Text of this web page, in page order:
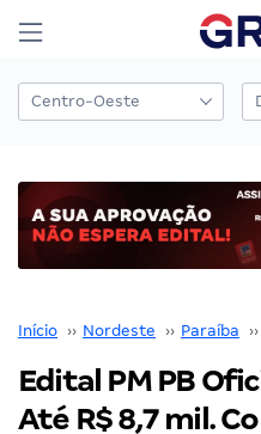
Início ›› Nordeste ›› Paraíba ››
Edital PM PB
Até R$ 8,7 mil.